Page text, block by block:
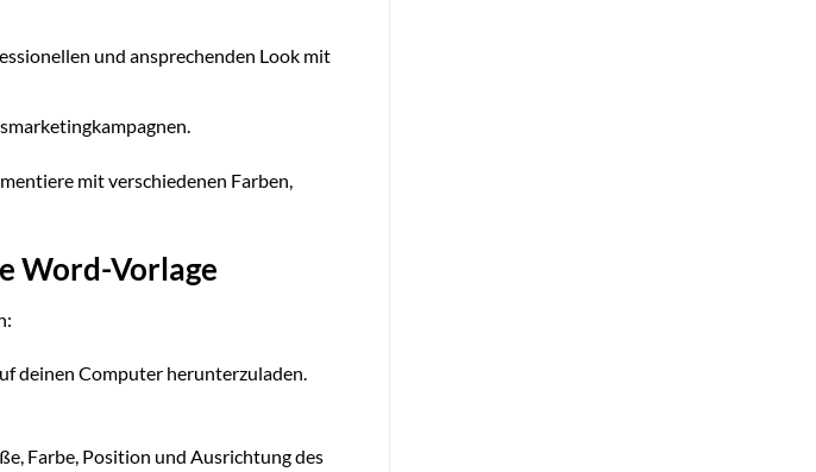
und ansprechenden Look mit
mit verschiedenen Farben,
Word-Vorlage
deinen Computer herunterzuladen.
Farbe, Position und Ausrichtung des